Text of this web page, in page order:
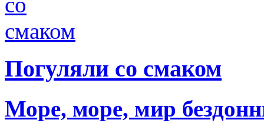
Погуляли со смаком
Море, море, мир